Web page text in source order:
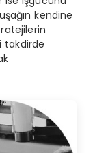
kendine
takdirde